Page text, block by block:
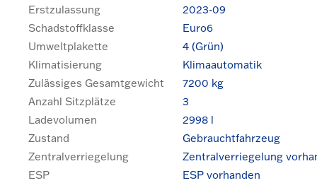
Erstzulassung
2023-09
Schadstoffklasse
Euro6
Umweltplakette
4 (Grün)
Klimatisierung
Klimaautomatik
Zulässiges Gesamtgewicht
7200 kg
Anzahl Sitzplätze
3
Ladevolumen
2998 l
Zustand
Gebrauchtfahrzeug
Zentralverriegelung
Zentralverriegelung
ESP
ESP vorhanden